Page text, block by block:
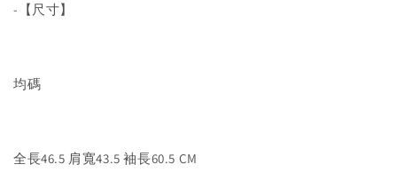
-【尺寸】
均碼
全長46.5 肩寬43.5 袖長60.5 CM